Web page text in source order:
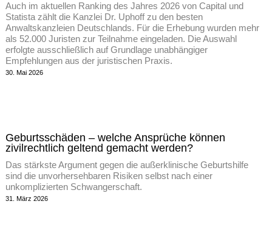
Auch im aktuellen Ranking des Jahres 2026 von Capital und
Statista zählt die Kanzlei Dr. Uphoff zu den besten
Anwaltskanzleien Deutschlands. Für die Erhebung wurden mehr
als 52.000 Juristen zur Teilnahme eingeladen. Die Auswahl
erfolgte ausschließlich auf Grundlage unabhängiger
Empfehlungen aus der juristischen Praxis.
30. Mai 2026
Geburtsschäden – welche Ansprüche können
zivilrechtlich geltend gemacht werden?
Das stärkste Argument gegen die außerklinische Geburtshilfe
sind die unvorhersehbaren Risiken selbst nach einer
unkomplizierten Schwangerschaft.
31. März 2026